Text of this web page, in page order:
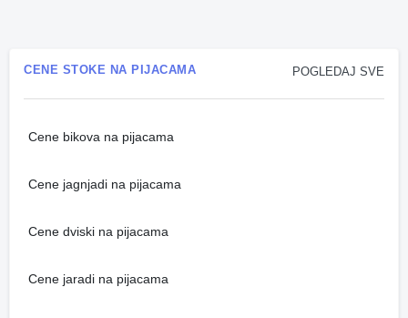
POGLEDAJ SVE
CENE STOKE NA PIJACAMA
Cene bikova na pijacama
Cene jagnjadi na pijacama
Cene dviski na pijacama
Cene jaradi na pijacama